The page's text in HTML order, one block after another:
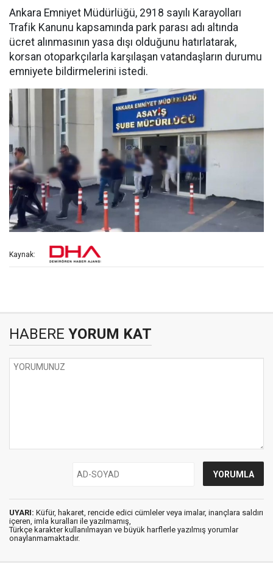
Ankara Emniyet Müdürlüğü, 2918 sayılı Karayolları
Trafik Kanunu kapsamında park parası adı altında
ücret alınmasının yasa dışı olduğunu hatırlatarak,
korsan otoparkçılarla karşılaşan vatandaşların durumu
emniyete bildirmelerini istedi.
Kaynak:
HABERE YORUM KAT
UYARI: Küfür, hakaret, rencide edici cümleler veya imalar, inançlara saldırı
içeren, imla kuralları ile yazılmamış,
Türkçe karakter kullanılmayan ve büyük harflerle yazılmış yorumlar
onaylanmamaktadır.